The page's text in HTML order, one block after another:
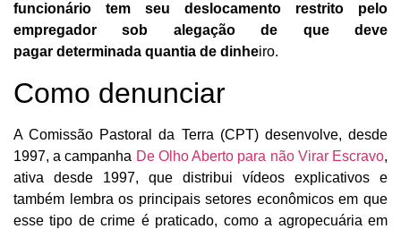
funcionário tem seu deslocamento restrito pelo
empregador sob alegação de que deve
pagar determinada quantia de dinheiro.
Como denunciar
A Comissão Pastoral da Terra (CPT) desenvolve, desde
1997, a campanha De Olho Aberto para não Virar Escravo,
ativa desde 1997, que distribui vídeos explicativos e
também lembra os principais setores econômicos em que
esse tipo de crime é praticado, como a agropecuária em